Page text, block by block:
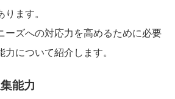
ます。
ーズへの対応力を高めるために必要
について紹介します。
能力